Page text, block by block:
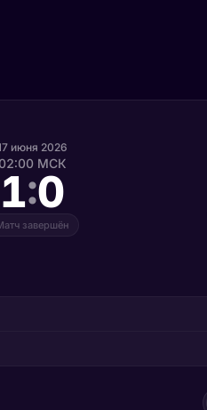
июня 2026
02:00 МСК
1:0
завершён